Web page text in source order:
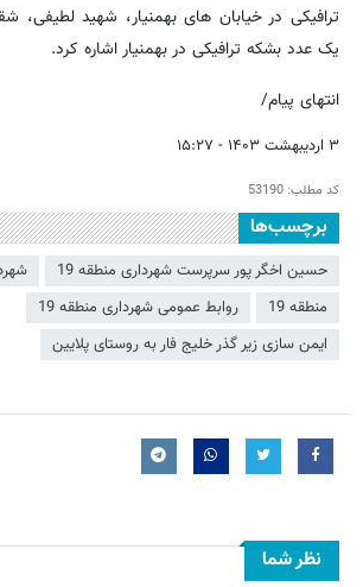
ترافیکی در خیابان های بهمنیار، شهید لطیفی،
یک عدد بشکه ترافیکی در بهمنیار اشاره کرد.
انتهای پیام/
۳ اردیبهشت ۱۴۰۳ - ۱۵:۲۷
کد مطلب: 53190
برچسب‌ها
حسین اخگر پور سرپرست شهرداری منطقه 19
منطقه 19
روابط عمومی شهرداری منطقه 19
ایمن سازی زیر گذر خلیج فار به روستای پلایین
نظر شما